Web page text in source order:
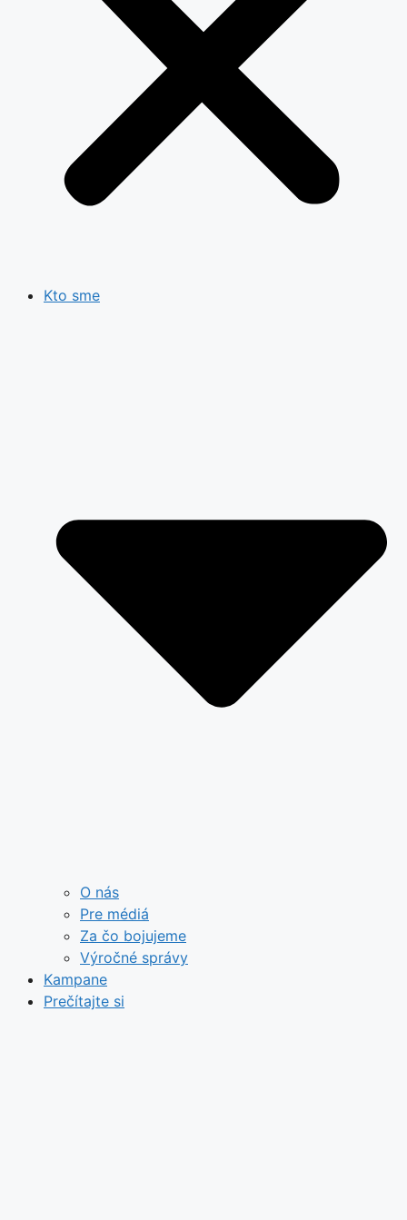
Kto sme
O nás
Pre médiá
Za čo bojujeme
Výročné správy
Kampane
Prečítajte si